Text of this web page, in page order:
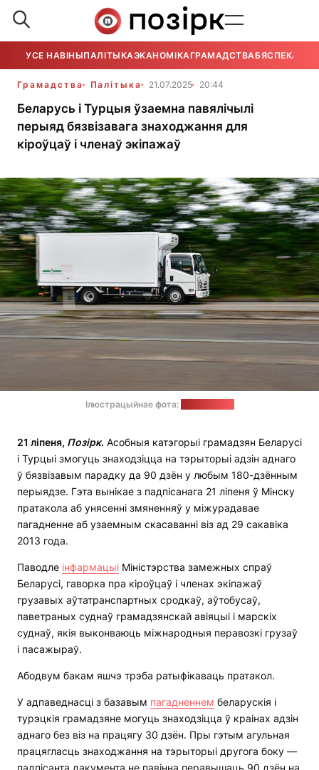
УСЕ НАВІНЫПАЛІТЫКАЭКАНОМІКАГРАМАДСТВАБЯСПЕКА
Грамадства Палітыка 21.07.2025 20:44
Беларусь і Турцыя ўзаемна павялічылі
перыяд бязвізавага знаходжання для
кіроўцаў і членаў экіпажаў
Ілюстрацыйнае фота:
21 ліпеня, Позірк. Асобныя катэгорыі грамадзян Беларусі
і Турцыі змогуць знаходзіцца на тэрыторыі адзін аднаго
ў бязвізавым парадку да 90 дзён у любым 180-дзённым
перыядзе. Гэта вынікае з падпісанага 21 ліпеня ў Мінску
пратакола аб унясенні змяненняў у міжурадавае
пагадненне аб узаемным скасаванні віз ад 29 сакавіка
2013 года.
Паводле інфармацыі Міністэрства замежных спраў
Беларусі, гаворка пра кіроўцаў і членах экіпажаў
грузавых аўтатранспартных сродкаў, аўтобусаў,
паветраных суднаў грамадзянскай авіяцыі і марскіх
суднаў, якія выконваюць міжнародныя перавозкі грузаў
і пасажыраў.
Абодвум бакам яшчэ трэба ратыфікаваць пратакол.
У адпаведнасці з базавым пагадненнем беларускія і
турэцкія грамадзяне могуць знаходзіцца ў краінах адзін
аднаго без віз на працягу 30 дзён. Пры гэтым агульная
працягласць знаходжання на тэрыторыі другога боку —
падпісанта дакумента не павінна перавышаць 90 дзён на